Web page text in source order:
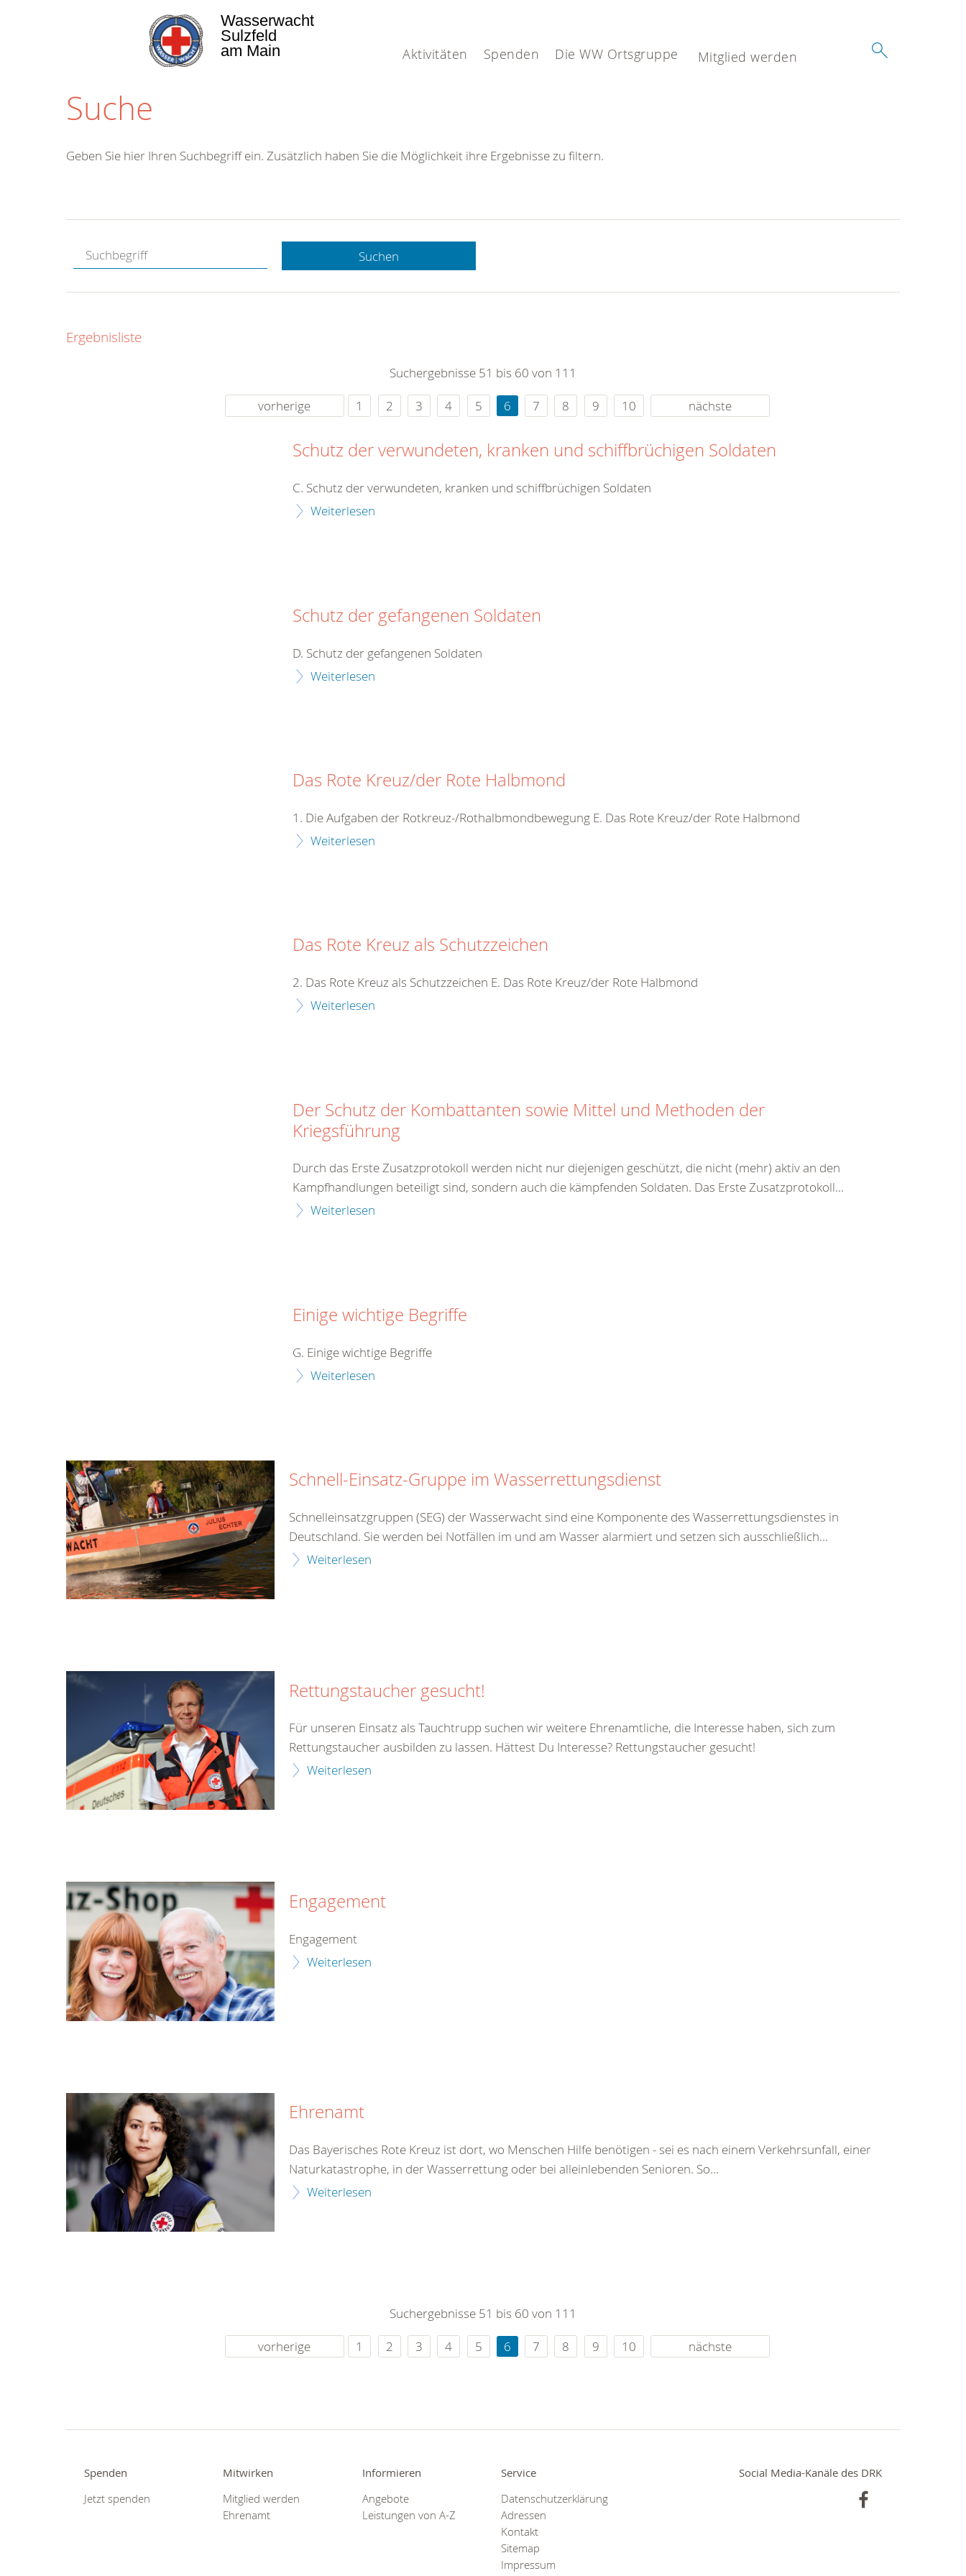
Aktivitäten Spenden Die WW Ortsgruppe Mitglied werden
Wasserwacht
Sulzfeld
am Main
Suche
Hotline.
gerne.
rund um die Uhr
Geben Sie hier Ihren Suchbegriff ein. Zusätzlich haben Sie die Möglichkeit ihre Ergebnisse zu filtern.
Suchen
Ergebnisliste
Suchergebnisse 51 bis 60 von 111
vorherige
1 2 3 4 5 6 7 8 9 10 nächste
Schutz der verwundeten, kranken und schiffbrüchigen Soldaten
C. Schutz der verwundeten, kranken und schiffbrüchigen Soldaten
Weiterlesen
Schutz der gefangenen Soldaten
D. Schutz der gefangenen Soldaten
Weiterlesen
Das Rote Kreuz/der Rote Halbmond
1. Die Aufgaben der Rotkreuz-/Rothalbmondbewegung E. Das Rote Kreuz/der Rote Halbmond
Weiterlesen
Das Rote Kreuz als Schutzzeichen
2. Das Rote Kreuz als Schutzzeichen E. Das Rote Kreuz/der Rote Halbmond
Weiterlesen
Der Schutz der Kombattanten sowie Mittel und Methoden der
Kriegsführung
Durch das Erste Zusatzprotokoll werden nicht nur diejenigen geschützt, die nicht (mehr) aktiv an den
Kampfhandlungen beteiligt sind, sondern auch die kämpfenden Soldaten. Das Erste Zusatzprotokoll...
Weiterlesen
Einige wichtige Begriffe
G. Einige wichtige Begriffe
Weiterlesen
Schnell-Einsatz-Gruppe im Wasserrettungsdienst
Schnelleinsatzgruppen (SEG) der Wasserwacht sind eine Komponente des Wasserrettungsdienstes in
Deutschland. Sie werden bei Notfällen im und am Wasser alarmiert und setzen sich ausschließlich...
Weiterlesen
Rettungstaucher gesucht!
Für unseren Einsatz als Tauchtrupp suchen wir weitere Ehrenamtliche, die Interesse haben, sich zum
Rettungstaucher ausbilden zu lassen. Hättest Du Interesse? Rettungstaucher gesucht!
Weiterlesen
Engagement
Engagement
Weiterlesen
Ehrenamt
Das Bayerisches Rote Kreuz ist dort, wo Menschen Hilfe benötigen - sei es nach einem Verkehrsunfall, einer
Naturkatastrophe, in der Wasserrettung oder bei alleinlebenden Senioren. So...
Weiterlesen
Suchergebnisse 51 bis 60 von 111
vorherige
1 2 3 4 5 6 7 8 9 10 nächste
Spenden
Jetzt spenden
Mitwirken
Mitglied werden
Ehrenamt
Informieren
Angebote
Leistungen von A-Z
Service
Datenschutzerklärung
Adressen
Kontakt
Sitemap
Impressum
Social Media-Kanäle des DRK